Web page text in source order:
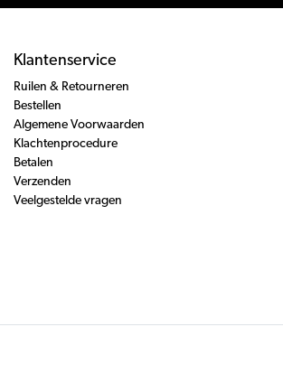
Klantenservice
Ruilen & Retourneren
Bestellen
Algemene Voorwaarden
Klachtenprocedure
Betalen
Verzenden
Veelgestelde vragen